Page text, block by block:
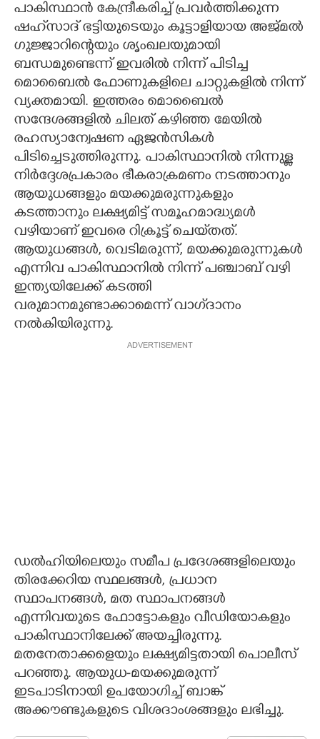
പാകിസ്ഥാൻ കേന്ദ്രീകരിച്ച് പ്രവർത്തിക്കുന്ന
ഷഹ്‌സാദ് ഭട്ടിയുടെയും കൂട്ടാളിയായ അജ്മൽ
ഗുജ്ജാറിന്റെയും ശൃംഖലയുമായി
ബന്ധമുണ്ടെന്ന് ഇവരിൽ നിന്ന് പിടിച്ച
മൊബൈൽ ഫോണുകളിലെ ചാറ്റുകളിൽ നിന്ന്
വ്യക്തമായി. ഇത്തരം മൊബൈൽ
സന്ദേശങ്ങളിൽ ചിലത് കഴിഞ്ഞ മേയിൽ
രഹസ്യാന്വേഷണ ഏജൻസികൾ
പിടിച്ചെടുത്തിരുന്നു. പാകിസ്ഥാനിൽ നിന്നുള്ള
നിർദ്ദേശപ്രകാരം ഭീകരാക്രമണം നടത്താനും
ആയുധങ്ങളും മയക്കുമരുന്നുകളും
കടത്താനും ലക്ഷ്യമിട്ട് സമൂഹമാദ്ധ്യമൾ
വഴിയാണ് ഇവരെ റിക്രൂട്ട് ചെയ്‌തത്.
ആയുധങ്ങൾ, വെടിമരുന്ന്, മയക്കുമരുന്നുകൾ
എന്നിവ പാകിസ്ഥാനിൽ നിന്ന് പഞ്ചാബ് വഴി
ഇന്ത്യയിലേക്ക് കടത്തി
വരുമാനമുണ്ടാക്കാമെന്ന് വാഗ്‌ദാനം
നൽകിയിരുന്നു.
ADVERTISEMENT
ഡൽഹിയിലെയും സമീപ പ്രദേശങ്ങളിലെയും
തിരക്കേറിയ സ്ഥലങ്ങൾ, പ്രധാന
സ്ഥാപനങ്ങൾ, മത സ്ഥാപനങ്ങൾ
എന്നിവയുടെ ഫോട്ടോകളും വീഡിയോകളും
പാകിസ്ഥാനിലേക്ക് അയച്ചിരുന്നു.
മതനേതാക്കളെയും ലക്ഷ്യമിട്ടതായി പൊലീസ്
പറഞ്ഞു. ആയുധ-മയക്കുമരുന്ന്
ഇടപാടിനായി ഉപയോഗിച്ച് ബാങ്ക്
അക്കൗണ്ടുകളുടെ വിശദാംശങ്ങളും ലഭിച്ചു.